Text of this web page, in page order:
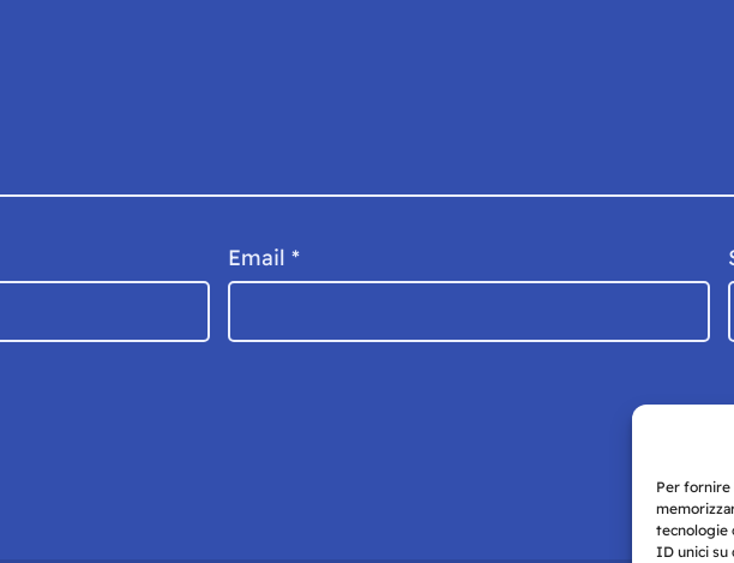
Per fornire
tecnologie
ID unici su
Email *